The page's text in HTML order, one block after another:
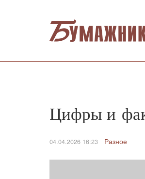
Цифры и
04.04.2026 16:23 Разное